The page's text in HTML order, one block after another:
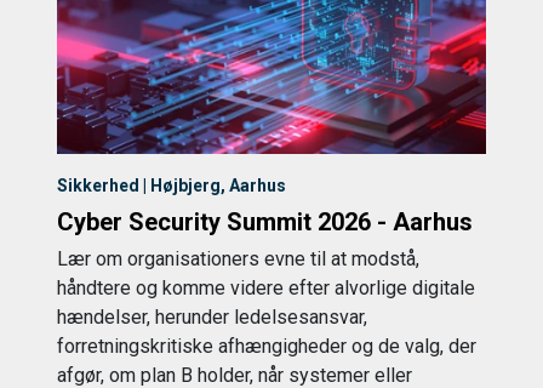
Sikkerhed | Højbjerg, Aarhus
Cyber Security Summit 2026 - Aarhus
Lær om organisationers evne til at modstå,
håndtere og komme videre efter alvorlige digitale
hændelser, herunder ledelsesansvar,
forretningskritiske afhængigheder og de valg, der
afgør, om plan B holder, når systemer eller